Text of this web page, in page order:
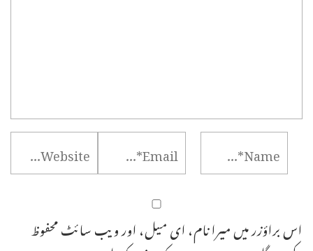
اس براؤزر میں میرا نام، ای میل، اور ویب سائٹ محفوظ